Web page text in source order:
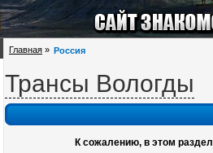
Главная » Россия
Трансы Вологды
К сожалению, в этом